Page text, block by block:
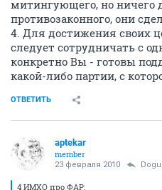
митингующего, но ничего
противозаконного, они
4. Для достижения своих
следует сотрудничать с
конкретно Вы - готовы
какой-либо партии, с
ОТВЕТИТЬ
aptekar
member
23 февраля 2010
4 ИМХО про ФАР: